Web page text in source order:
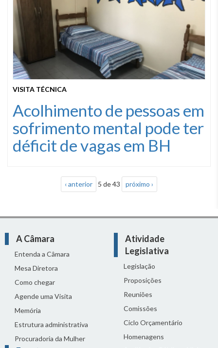
VISITA TÉCNICA
Acolhimento de pessoas em
sofrimento mental pode ter
déficit de vagas em BH
‹ anterior 5 de 43 próximo ›
A Câmara
Entenda a Câmara
Mesa Diretora
Como chegar
Agende uma Visita
Memória
Estrutura administrativa
Procuradoria da Mulher
Atividade
Legislativa
Legislação
Proposições
Reuniões
Comissões
Ciclo Orçamentário
Homenagens